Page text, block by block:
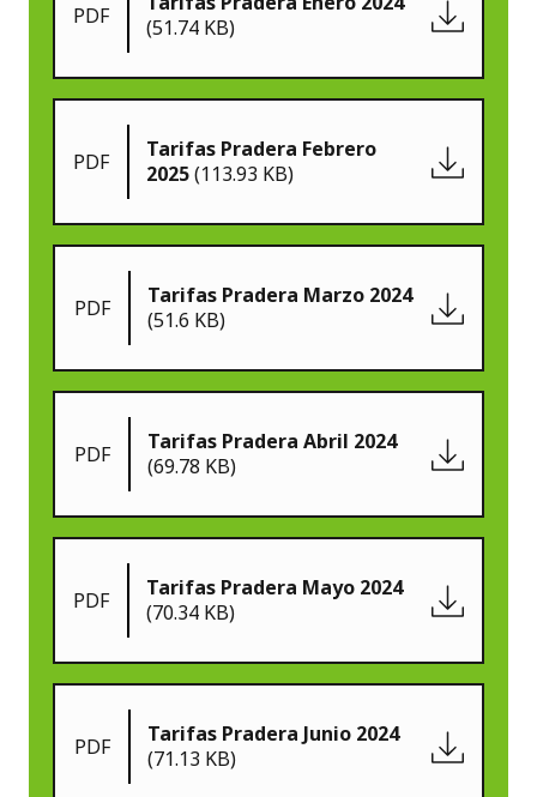
PDF
(51.74 KB)
PDF
Tarifas Pradera Febrero
2025(113.93 KB)
PDF
Tarifas Pradera Marzo 2024
(51.6 KB)
PDF
Tarifas Pradera Abril 2024
(69.78 KB)
PDF
Tarifas Pradera Mayo 2024
(70.34 KB)
PDF
Tarifas Pradera Junio 2024
(71.13 KB)